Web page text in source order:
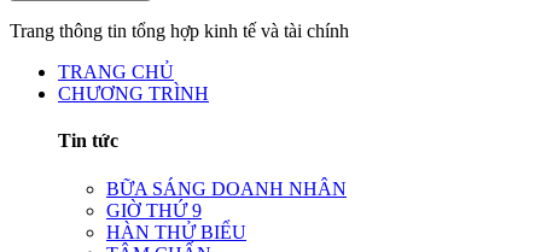
Trang thông tin tổng hợp kinh tế và tài chính
TRANG CHỦ
CHƯƠNG TRÌNH
Tin tức
BỮA SÁNG DOANH NHÂN
GIỜ THỨ 9
HÀN THỬ BIỂU